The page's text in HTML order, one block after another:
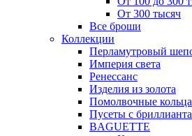
От 300 тысяч
Все броши
Коллекции
Перламутровый
Империя света
Ренессанс
Изделия из золота
Помолвочные
Пусеты с
BAGUETTE